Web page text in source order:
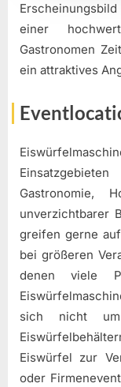
einer
Gastronomen
ein attraktives
Gastronomie,
unverzichtbarer
greifen gerne
bei größeren
denen viele
sich nicht
Eiswürfel zur
oder